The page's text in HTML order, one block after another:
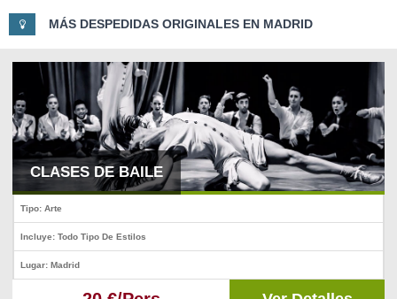
MÁS DESPEDIDAS ORIGINALES EN MADRID
CLASES DE BAILE
Tipo: Arte
Incluye: Todo Tipo De Estilos
Lugar: Madrid